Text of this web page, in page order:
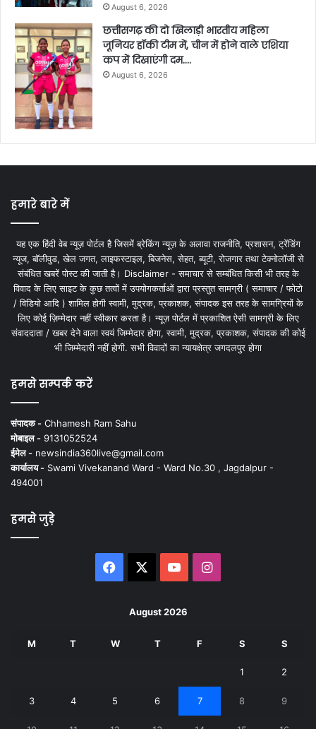
August 6, 2026
छत्तीसगढ़ की दो खिलाड़ी भारतीय महिला
जूनियर हॉकी टीम में, चीन में होने वाले एशिया
कप में दिखाएंगी दम….
August 6, 2026
हमारे बारे में
यह एक हिंदी वेब न्यूज़ पोर्टल है जिसमें ब्रेकिंग न्यूज़ के अलावा राजनीति, प्रशासन, ट्रेंडिंग
न्यूज, बॉलीवुड, खेल जगत, लाइफस्टाइल, बिजनेस, सेहत, ब्यूटी, रोजगार तथा टेक्नोलॉजी से
संबंधित खबरें पोस्ट की जाती है। Disclaimer - समाचार से सम्बंधित किसी भी तरह के
विवाद के लिए साइट के कुछ तत्वों में उपयोगकर्ताओं द्वारा प्रस्तुत सामग्री ( समाचार / फोटो
/ विडियो आदि ) शामिल होगी स्वामी, मुद्रक, प्रकाशक, संपादक इस तरह के सामग्रियों के
लिए कोई ज़िम्मेदार नहीं स्वीकार करता है। न्यूज़ पोर्टल में प्रकाशित ऐसी सामग्री के लिए
संवाददाता / खबर देने वाला स्वयं जिम्मेदार होगा, स्वामी, मुद्रक, प्रकाशक, संपादक की कोई
भी जिम्मेदारी नहीं होगी. सभी विवादों का न्यायक्षेत्र जगदलपुर होगा
हमसे सम्पर्क करें
संपादक - Chhamesh Ram Sahu
मोबाइल - 9131052524
ईमेल - newsindia360live@gmail.com
कार्यालय - Swami Vivekanand Ward - Ward No.30 , Jagdalpur -
494001
हमसे जुड़े
Facebook YouTubeInstagram
August 2026
M T W T F S S
1 2
3 4 5 6 7 8 9